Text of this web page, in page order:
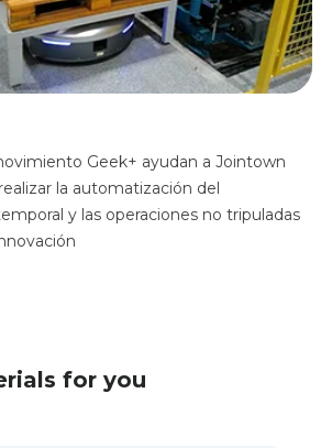
Geek+ ayudan a Jointown
la automatización del
y las operaciones no tripuladas
for you